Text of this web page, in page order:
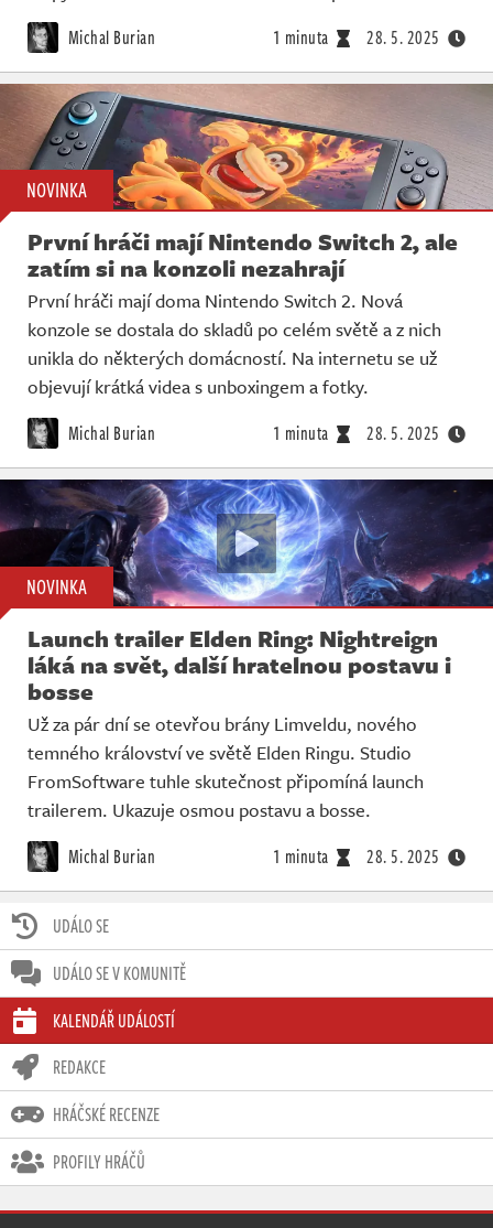
UDÁLO SE
UDÁLO SE V KOMUNITĚ
KALENDÁŘ UDÁLOSTÍ
REDAKCE
HRÁČSKÉ RECENZE
PROFILY HRÁČŮ
Michal Burian 1 minuta 28. 5. 2025
NOVINKA
První hráči mají Nintendo Switch 2, ale
zatím si na konzoli nezahrají
První hráči mají doma Nintendo Switch 2. Nová
konzole se dostala do skladů po celém světě a z nich
unikla do některých domácností. Na internetu se už
objevují krátká videa s unboxingem a fotky.
Michal Burian 1 minuta 28. 5. 2025
NOVINKA
Launch trailer Elden Ring: Nightreign
láká na svět, další hratelnou postavu i
bosse
Už za pár dní se otevřou brány Limveldu, nového
temného království ve světě Elden Ringu. Studio
FromSoftware tuhle skutečnost připomíná launch
trailerem. Ukazuje osmou postavu a bosse.
Michal Burian 1 minuta 28. 5. 2025